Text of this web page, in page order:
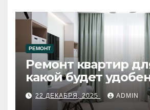
РЕМОНТ
Ремонт квартир
какой будет
22 ДЕКАБРЯ, 2025 ADMIN